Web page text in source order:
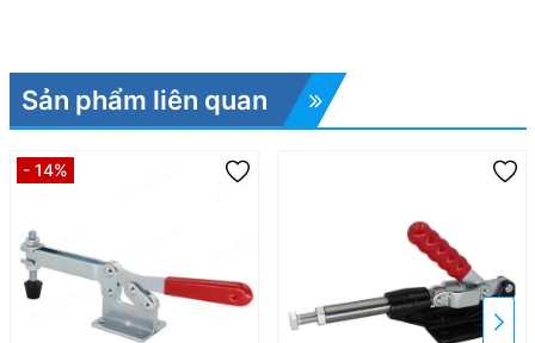
Sản phẩm liên quan
- 14%